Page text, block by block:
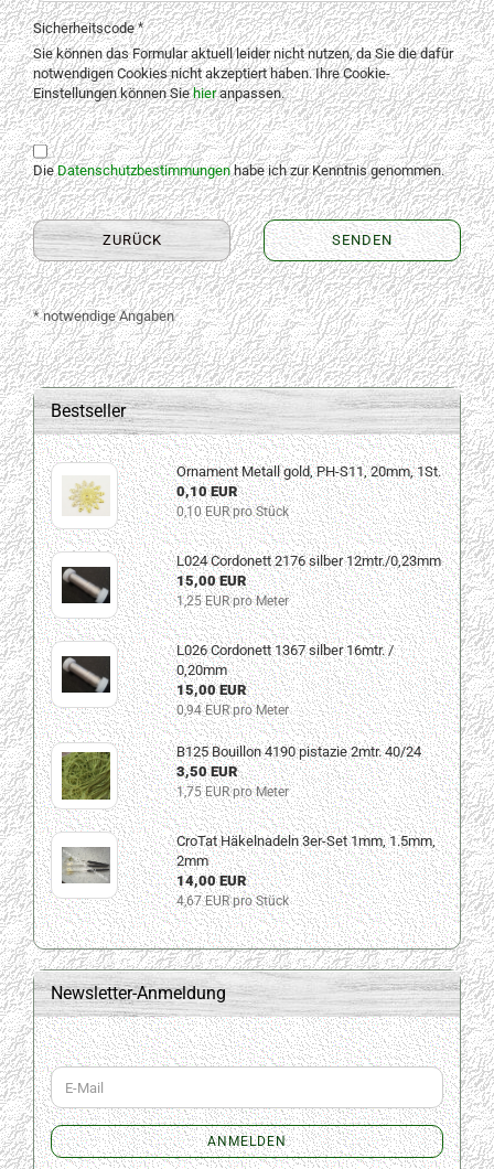
Sicherheitscode
Sie können das Formular aktuell leider nicht nutzen, da Sie die dafür
notwendigen Cookies nicht akzeptiert haben. Ihre Cookie-
Einstellungen können Siehieranpassen.
DATENSCHUTZBESTIMMUNGEN
DieDatenschutzbestimmungenhabe ich zur Kenntnis genommen.
ZURÜCK SENDEN
* notwendige Angaben
Bestseller
Ornament Metall gold, PH-S11, 20mm, 1St.
0,10 EUR
0,10 EUR pro Stück
L024 Cordonett 2176 silber 12mtr./0,23mm
15,00 EUR
1,25 EUR pro Meter
L026 Cordonett 1367 silber 16mtr. /
0,20mm
15,00 EUR
0,94 EUR pro Meter
B125 Bouillon 4190 pistazie 2mtr. 40/24
3,50 EUR
1,75 EUR pro Meter
CroTat Häkelnadeln 3er-Set 1mm, 1.5mm,
2mm
14,00 EUR
4,67 EUR pro Stück
Newsletter-Anmeldung
WEITER
ZUR
NEWSLETTER-
ANMELDUNG
E-
Mail
ANMELDEN